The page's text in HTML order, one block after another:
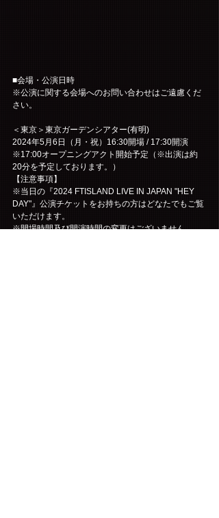
■会場・公演日時
※公演に関する会場へのお問い合わせはご遠慮くだ
さい。
＜東京＞東京ガーデンシアター(有明)
2024年5月6日（月・祝）16:30開場 / 17:30開演
※17:00オープニングアクト開始予定（※出演は約
20分を予定しております。）
【注意事項】
※当日の『2024 FTISLAND LIVE IN JAPAN "HEY
DAY"』公演チケットをお持ちの方はどなたでもご覧
いただけます。
※開場時間及び開演時間の変更はございません。